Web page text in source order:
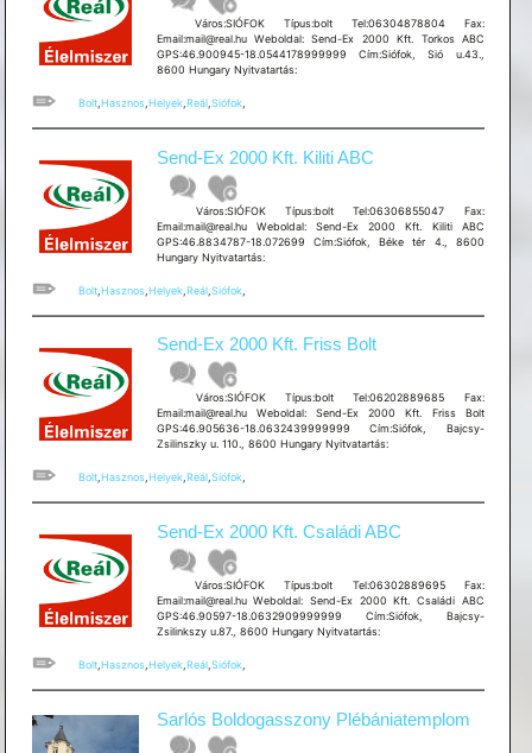
Város:SIÓFOK Típus:bolt Tel:06304878804 Fax:
Email:mail@real.hu Weboldal: Send-Ex 2000 Kft. Torkos ABC
GPS:46.900945-18.0544178999999 Cím:Siófok, Sió u.43.,
8600 Hungary Nyitvatartás:
Bolt, Hasznos, Helyek, Reál, Siófok,
Send-Ex 2000 Kft. Kiliti ABC
Város:SIÓFOK Típus:bolt Tel:06306855047 Fax:
Email:mail@real.hu Weboldal: Send-Ex 2000 Kft. Kiliti ABC
GPS:46.8834787-18.072699 Cím:Siófok, Béke tér 4., 8600
Hungary Nyitvatartás:
Bolt, Hasznos, Helyek, Reál, Siófok,
Send-Ex 2000 Kft. Friss Bolt
Város:SIÓFOK Típus:bolt Tel:06202889685 Fax:
Email:mail@real.hu Weboldal: Send-Ex 2000 Kft. Friss Bolt
GPS:46.905636-18.0632439999999 Cím:Siófok, Bajcsy-
Zsilinszky u. 110., 8600 Hungary Nyitvatartás:
Bolt,Hasznos,Helyek,Reál,Siófok,
Send-Ex 2000 Kft. Családi ABC
Város:SIÓFOK Típus:bolt Tel:06302889695 Fax:
Email:mail@real.hu Weboldal: Send-Ex 2000 Kft. Családi ABC
GPS:46.90597-18.0632909999999 Cím:Siófok, Bajcsy-
Zsilinkszy u.87., 8600 Hungary Nyitvatartás:
Bolt, Hasznos, Helyek, Reál, Siófok,
Sarlós Boldogasszony Plébániatemplom